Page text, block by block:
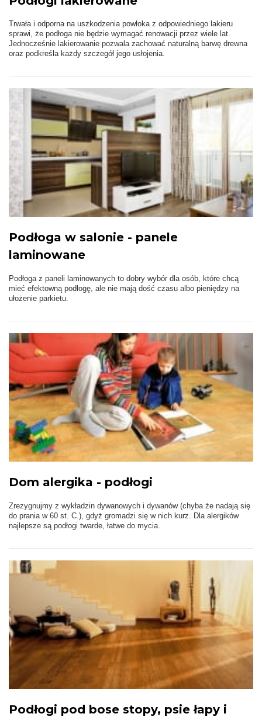
Trwała i odporna na uszkodzenia powłoka z odpowiedniego lakieru
sprawi, że podłoga nie będzie wymagać renowacji przez wiele lat.
Jednocześnie lakierowanie pozwala zachować naturalną barwę drewna
oraz podkreśla każdy szczegół jego usłojenia.
Podłoga w salonie - panele
laminowane
Podłoga z paneli laminowanych to dobry wybór dla osób, które chcą
mieć efektowną podłogę, ale nie mają dość czasu albo pieniędzy na
ułożenie parkietu.
Dom alergika - podłogi
Zrezygnujmy z wykładzin dywanowych i dywanów (chyba że nadają się
do prania w 60 st. C.), gdyż gromadzi się w nich kurz. Dla alergików
najlepsze są podłogi twarde, łatwe do mycia.
Podłogi pod bose stopy, psie łapy i